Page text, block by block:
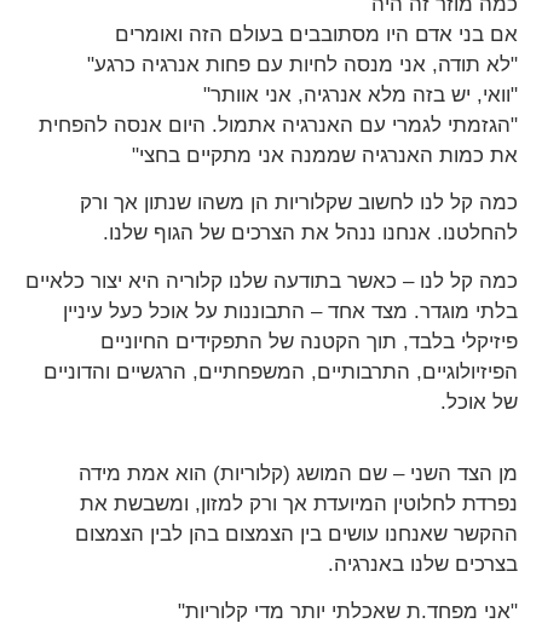
אם בני אדם היו מסתובבים בעולם הזה ואומרים
"לא תודה, אני מנסה לחיות עם פחות אנרגיה כרגע"
"וואי, יש בזה מלא אנרגיה, אני אוותר"
"הגזמתי לגמרי עם האנרגיה אתמול. היום אנסה להפחית
את כמות האנרגיה שממנה אני מתקיים בחצי"
כמה קל לנו לחשוב שקלוריות הן משהו שנתון אך ורק
להחלטנו. אנחנו ננהל את הצרכים של הגוף שלנו.
כמה קל לנו – כאשר בתודעה שלנו קלוריה היא יצור כלאיים
בלתי מוגדר. מצד אחד – התבוננות על אוכל כעל עיניין
פיזיקלי בלבד, תוך הקטנה של התפקידים החיוניים
הפיזיולוגיים, התרבותיים, המשפחתיים, הרגשיים והדוניים
של אוכל.
מן הצד השני – שם המושג (קלוריות) הוא אמת מידה
נפרדת לחלוטין המיועדת אך ורק למזון, ומשבשת את
ההקשר שאנחנו עושים בין הצמצום בהן לבין הצמצום
בצרכים שלנו באנרגיה.
"אני מפחד.ת שאכלתי יותר מדי קלוריות"